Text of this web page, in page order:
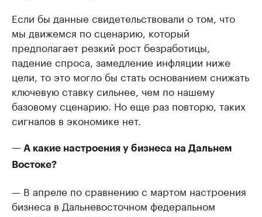
Если бы данные свидетельствовали о том, что
мы движемся по сценарию, который
предполагает резкий рост безработицы,
падение спроса, замедление инфляции ниже
цели, то это могло бы стать основанием снижать
ключевую ставку сильнее, чем по нашему
базовому сценарию. Но еще раз повторю, таких
сигналов в экономике нет.
— А какие настроения у бизнеса на Дальнем
Востоке?
— В апреле по сравнению с мартом настроения
бизнеса в Дальневосточном федеральном